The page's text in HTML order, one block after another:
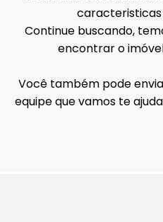
caracteristicas
Continue buscando,
encontrar o
Você também pode
equipe que vamos te